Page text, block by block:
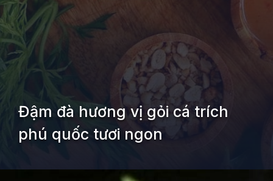
Đậm đà hương vị gỏi cá trích
phú quốc tươi ngon